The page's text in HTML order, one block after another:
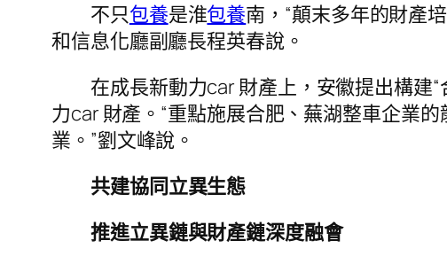
不只包養是淮包養南，“顛末多年的財產
和信息化廳副廳長程英春說。
在成長新動力car 財產上，安徽提出構建
力car 財產。“重點施展合肥、蕪湖整車企業
業。”劉文峰說。
共建協同立異生態
推進立異鏈與財產鏈深度融會